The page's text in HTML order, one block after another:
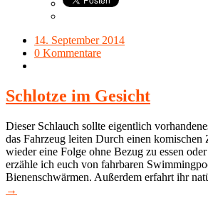
14. September 2014
0 Kommentare
Schlotze im Gesicht
Dieser Schlauch sollte eigentlich
das Fahrzeug leiten Durch einen komischen
wieder eine Folge ohne Bezug zu essen
erzähle ich euch von fahrbaren
Bienenschwärmen. Außerdem erfahrt ihr
→